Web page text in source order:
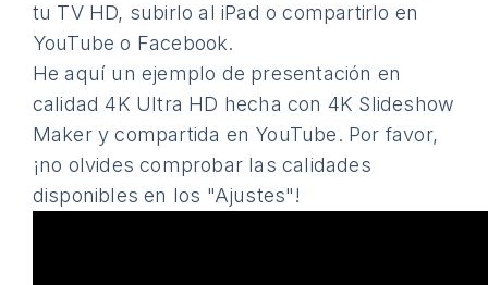
tu TV HD, subirlo al iPad o compartirlo en
YouTube o Facebook.
He aquí un ejemplo de presentación en
calidad 4K Ultra HD hecha con 4K Slideshow
Maker y compartida en YouTube. Por favor,
¡no olvides comprobar las calidades
disponibles en los "Ajustes"!